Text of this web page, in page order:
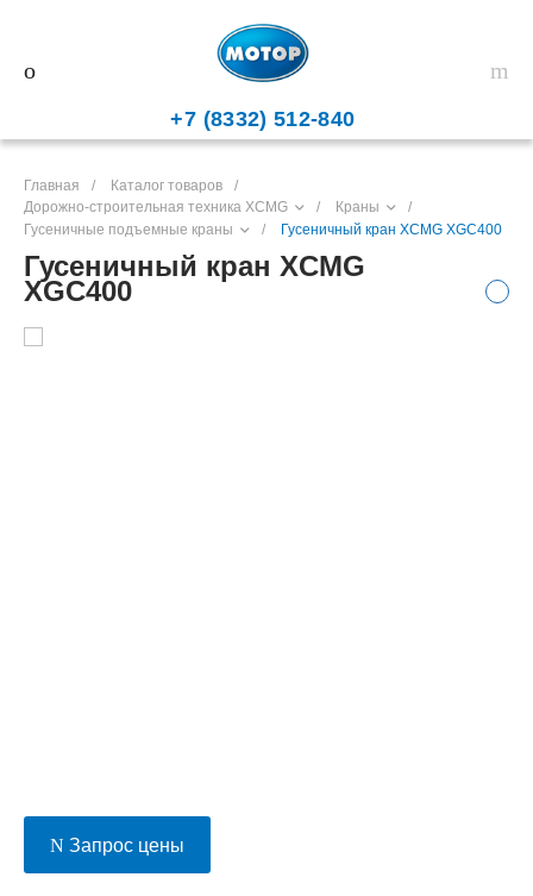
+7 (8332) 512-840
Главная / Каталог товаров
/
Дорожно-строительная техника XCMG
/ Краны
/
Гусеничные подъемные краны
/ Гусеничный кран XCMG XGC400
Гусеничный кран XCMG
XGC400
Запрос цены